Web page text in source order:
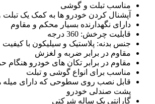
مناسب تبلت و گوشی
آپشنال کردن خودرو ها به کمک یک تبلت
دارای نگهدارنده بسیار محکم و مقاوم
قابلیت چرخش: 360 درجه
جنس بدنه: پلاستیک و سیلیکون با کیفیت
مقاوم در برابر ضربه و لغزش
مقاوم در برابر تکان های خودرو هنگام
مناسب برای انواع گوشی و تبلت
قابل نصب روی سطوحی که دارای میله
پشت صندلی خودرو
گارانتی یک ساله شرکتی